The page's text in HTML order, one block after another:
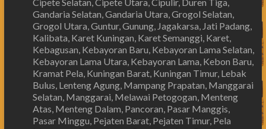
Gandaria Selatan, Gandaria Utara, Grogol Selatan,
Grogol Utara, Guntur, Gunung, Jagakarsa, Jati Padang,
Kalibata, Karet Kuningan, Karet Semanggi, Karet,
Kebagusan, Kebayoran Baru, Kebayoran Lama Selatan,
Kebayoran Lama Utara, Kebayoran Lama, Kebon Baru,
Kramat Pela, Kuningan Barat, Kuningan Timur, Lebak
Bulus, Lenteng Agung, Mampang Prapatan, Manggarai
Selatan, Manggarai, Melawai Petogogan, Menteng
Atas, Menteng Dalam, Pancoran, Pasar Manggis,
Pasar Minggu, Pejaten Barat, Pejaten Timur, Pela